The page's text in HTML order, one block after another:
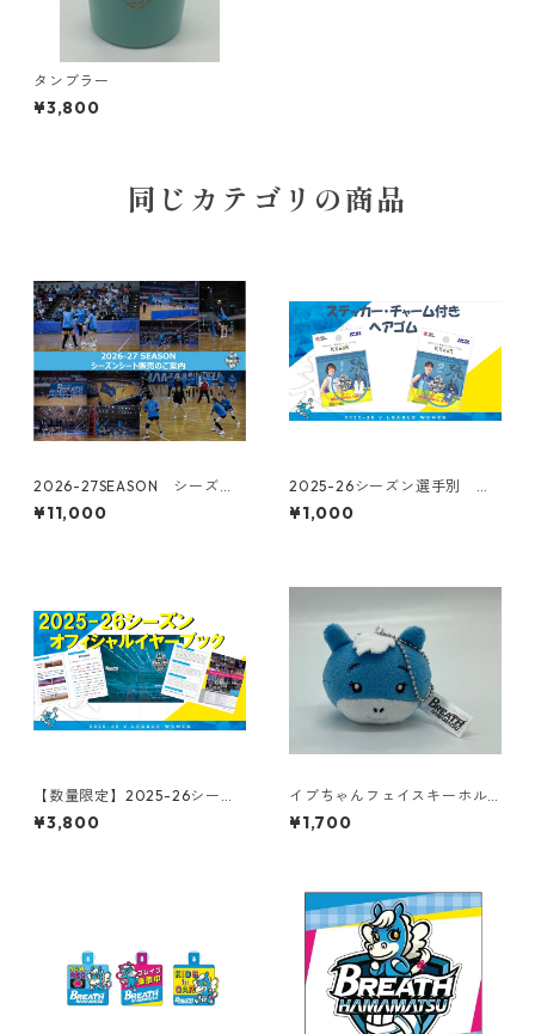
タンブラー
¥3,800
同じカテゴリの商品
2026-27SEASON シーズン
シート
¥11,000
2025-26シーズン選手別 ス
テッカー・チャーム付きヘア
ゴム
¥1,000
【数量限定】2025-26シーズ
ン オフィシャルイヤーブック
¥3,800
イブちゃんフェイスキーホル
ダー
¥1,700